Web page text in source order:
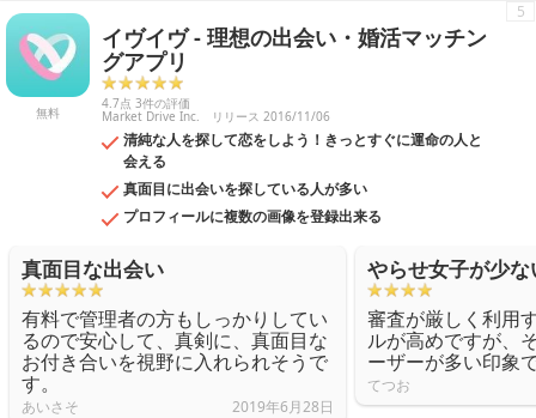
無料
イヴイヴ - 理想の出会い・婚活マッチン
グアプリ
4.7点 3件の評価
Market Drive Inc. リリース 2016/11/06
清純な人を探して恋をしよう！きっとすぐに運命の人と
会える
真面目に出会いを探している人が多い
プロフィールに複数の画像を登録出来る
5
真面目な出会い
有料で管理者の方もしっかりしてい
るので安心して、真剣に、真面目な
お付き合いを視野に入れられそうで
す。
あいさそ 2019年6月28日
やらせ女子が少な
審査が厳しく利用
ルが高めですが、
ーザーが多い印象
てつお